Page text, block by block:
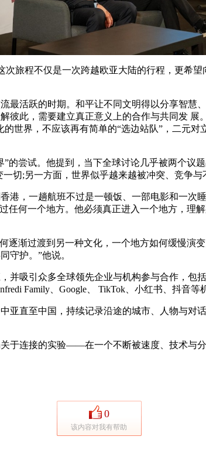
次旅程不仅是⼀次跨越欧亚⼤陆的⾏程，更希
活跃的时期。和平让不同⽂明得以分享智慧
彼此，需要建⽴真正意义上的合作与共同发
世界，不应该再有简单的“选边站队”，⼆元
尝试。他提到，当下全球讨论⼏乎被两个议
切;另⼀⽅⾯，世界似乎越来越被冲突、竞争与
⼀趟航班不过是⼀顿饭、⼀部电影和⼀次睡
任何⼀个地⽅。他必须真正进⼊⼀个地⽅，理
过渡到另⼀种⽂化，⼀个地⽅如何缓慢演变
守护。”他说。
引众多全球领先企业与机构参与合作，包括
Family、Google、 TikTok、⼩红书、抖⾳等
直⾄中国，持续记录沿途的城市、⼈物与对
连接的实验——在⼀个不断被速度、技术与
0
该内容对我有帮助